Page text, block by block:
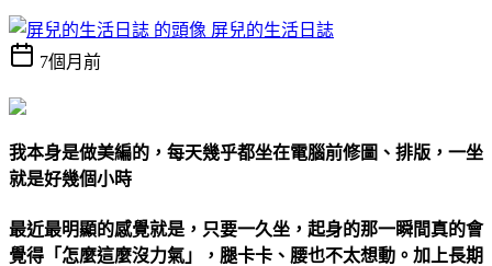
屏兒的生活日誌
7個月前
我本身是做美編的，每天幾乎都坐在電腦前修圖、排版，一坐
就是好幾個小時
最近最明顯的感覺就是，只要一久坐，起身的那一瞬間真的會
覺得「怎麼這麼沒力氣」，腿卡卡、腰也不太想動。加上長期